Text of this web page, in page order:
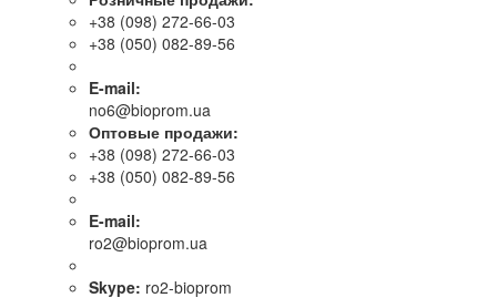
+38 (098) 272-66-03
+38 (050) 082-89-56
E-mail:
no6@bioprom.ua
Оптовые продажи:
+38 (098) 272-66-03
+38 (050) 082-89-56
E-mail:
ro2@bioprom.ua
Skype: ro2-bioprom